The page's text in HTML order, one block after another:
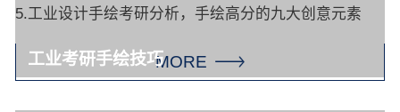
工业考研手绘技巧
5.工业设计手绘考研分析，手绘高分的九大创意元素
MORE